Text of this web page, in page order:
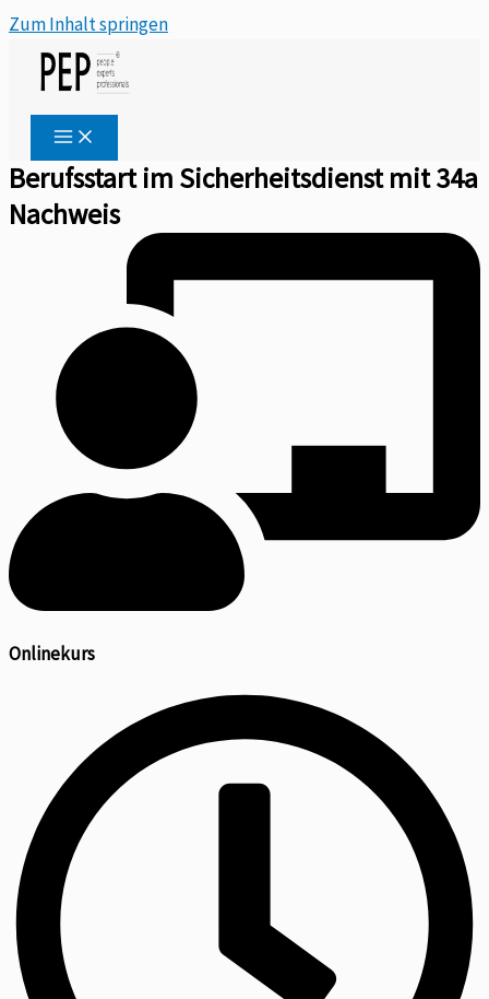
Zum Inhalt springen
Berufsstart im Sicherheitsdienst mit 34a
Nachweis
Onlinekurs